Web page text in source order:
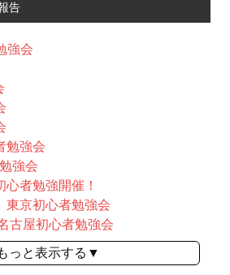
告
強会
勉強会
強会
者勉強開催！
京初心者勉強会
古屋初心者勉強会
っと表示する▼